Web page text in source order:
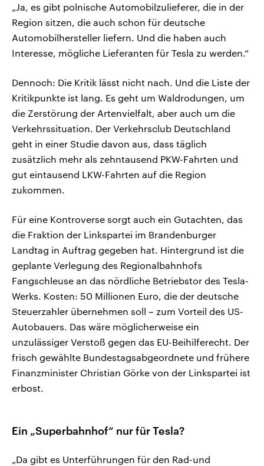
„Ja, es gibt polnische Automobilzulieferer, die in der
Region sitzen, die auch schon für deutsche
Automobilhersteller liefern. Und die haben auch
Interesse, mögliche Lieferanten für Tesla zu werden.“
Dennoch: Die Kritik lässt nicht nach. Und die Liste der
Kritikpunkte ist lang. Es geht um Waldrodungen, um
die Zerstörung der Artenvielfalt, aber auch um die
Verkehrssituation. Der Verkehrsclub Deutschland
geht in einer Studie davon aus, dass täglich
zusätzlich mehr als zehntausend PKW-Fahrten und
gut eintausend LKW-Fahrten auf die Region
zukommen.
Für eine Kontroverse sorgt auch ein Gutachten, das
die Fraktion der Linkspartei im Brandenburger
Landtag in Auftrag gegeben hat. Hintergrund ist die
geplante Verlegung des Regionalbahnhofs
Fangschleuse an das nördliche Betriebstor des Tesla-
Werks. Kosten: 50 Millionen Euro, die der deutsche
Steuerzahler übernehmen soll – zum Vorteil des US-
Autobauers. Das wäre möglicherweise ein
unzulässiger Verstoß gegen das EU-Beihilferecht. Der
frisch gewählte Bundestagsabgeordnete und frühere
Finanzminister Christian Görke von der Linkspartei ist
erbost.
Ein „Superbahnhof“ nur für Tesla?
„Da gibt es Unterführungen für den Rad-und